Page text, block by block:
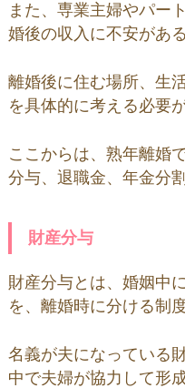
また、専業主婦やパー
婚後の収入に不安があ
離婚後に住む場所、生
を具体的に考える必要
ここからは、熟年離婚
分与、退職金、年金分
財産分与
財産分与とは、婚姻中
を、離婚時に分ける制度
名義が夫になっている
中で夫婦が協力して形